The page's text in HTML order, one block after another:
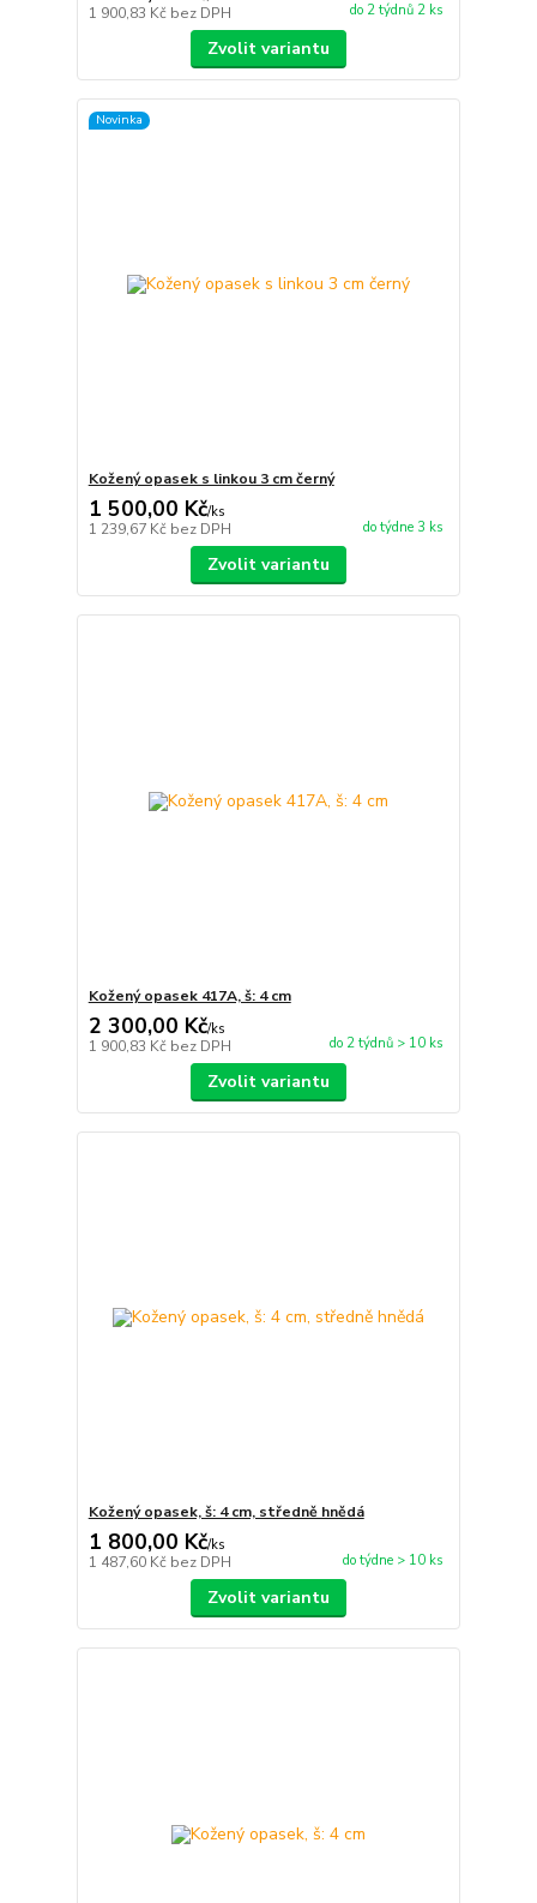
1 900,83 Kč bez DPH do 2 týdnů 2 ks
Zvolit variantu
Novinka
Kožený opasek s linkou 3 cm černý
1 500,00 Kč/ks
1 239,67 Kč bez DPH do týdne 3 ks
Zvolit variantu
Kožený opasek 417A, š: 4 cm
2 300,00 Kč/ks
1 900,83 Kč bez DPH do 2 týdnů > 10 ks
Zvolit variantu
Kožený opasek, š: 4 cm, středně hnědá
1 800,00 Kč/ks
1 487,60 Kč bez DPH do týdne > 10 ks
Zvolit variantu